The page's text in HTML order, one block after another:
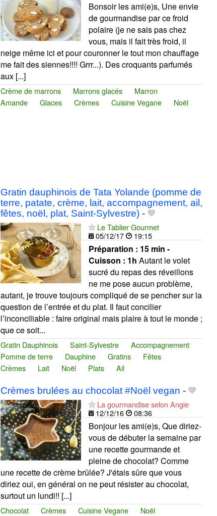
Bonsoir les ami(e)s, Une envie
de gourmandise par ce froid
polaire (je ne sais pas chez
vous, mais il fait très froid, il
neige même ici et pour couronner le tout mon chauffage
me fait des siennes!!!! Grrr...). Des croquants parfumés
aux [...]
Crème de marrons Marrons glacés
Marron
Amande
Glaces Crèmes Cuisine Vegane Noël
Gratin dauphinois de Tata Yolande (pomme de
terre, patate, crème, lait, accompagnement, ail,
fêtes, noël, plat, Saint-Sylvestre)-
Le Tablier Gourmet
05/12/17
19:15
Préparation : 15 min -
Cuisson : 1h Autant le volet
sucré du repas des réveillons
ne me pose aucun problème,
autant, je trouve toujours compliqué de se pencher sur la
question de l’entrée et du plat. Il faut concilier
l’inconciliable : faire original mais plaire à tout le monde ;
que ce soit...
Gratin Dauphinois Saint-Sylvestre
Accompagnement
Pomme de terre
Dauphine Gratins
Fêtes
Crèmes
Lait Noël Plats Ail
Crèmes brulées au chocolat #Noël vegan -
La gourmandise selon Angie
12/12/16
08:36
Bonjour les ami(e)s, Que diriez-
vous de débuter la semaine par
une recette gourmande et
pleine de chocolat? Comme
une recette de crème brûlée? J'étais sûre que vous
diriez oui, en général on ne peut résister au chocolat,
surtout un lundi!! [...]
Chocolat Crèmes Cuisine Vegane Noël